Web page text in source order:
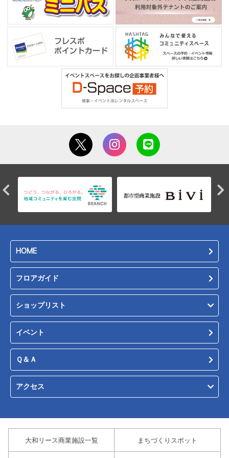
HOME
フロアガイド
ショップリスト
イベント
Ｑ＆Ａ
アクセス
大和リース商業施設一覧 まちづくりスポット